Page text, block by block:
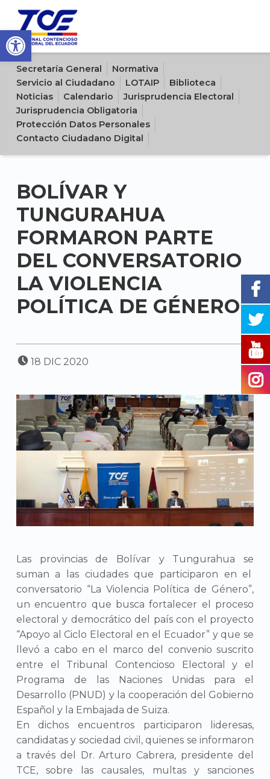
Open toolbar
Sitio oficial del Tribunal Contencioso Electoral del Ecuador
Secretaría General
Normativa
Servicio al Ciudadano
LOTAIP
Biblioteca
Noticias
Calendario
Jurisprudencia Electoral
Jurisprudencia Obligatoria
Protección Datos Personales
Contacto Ciudadano Digital
BOLÍVAR Y
TUNGURAHUA
FORMARON PARTE
DEL CONVERSATORIO
LA VIOLENCIA
POLÍTICA DE GÉNERO
POSTED ON:
18 DIC 2020
Las provincias de Bolívar y Tungurahua se
suman a las ciudades que participaron en el
conversatorio “La Violencia Política de Género”,
un encuentro que busca fortalecer el proceso
electoral y democrático del país con el proyecto
“Apoyo al Ciclo Electoral en el Ecuador” y que se
llevó a cabo en el marco del convenio suscrito
entre el Tribunal Contencioso Electoral y el
Programa de las Naciones Unidas para el
Desarrollo (PNUD) y la cooperación del Gobierno
Español y la Embajada de Suiza.
En dichos encuentros participaron lideresas,
candidatas y sociedad civil, quienes se informaron
a través del Dr. Arturo Cabrera, presidente del
TCE, sobre las causales, multas y sanciones